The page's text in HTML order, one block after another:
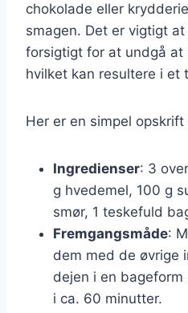
chokolade eller
smagen. Det er vigtigt
forsigtigt for at undgå at
hvilket kan resultere i
Her er en simpel
Ingredienser: 3
g hvedemel, 100 g
smør, 1 teskefuld
Fremgangsmåde:
dem med de øvrige
dejen i en
i ca. 60 minutter.